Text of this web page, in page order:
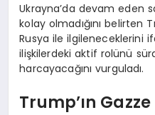
Ukrayna’da devam eden
kolay olmadığını belirten
Rusya ile ilgileneceklerini
ilişkilerdeki aktif rolünü
harcayacağını vurguladı.
Trump’ın Gazze